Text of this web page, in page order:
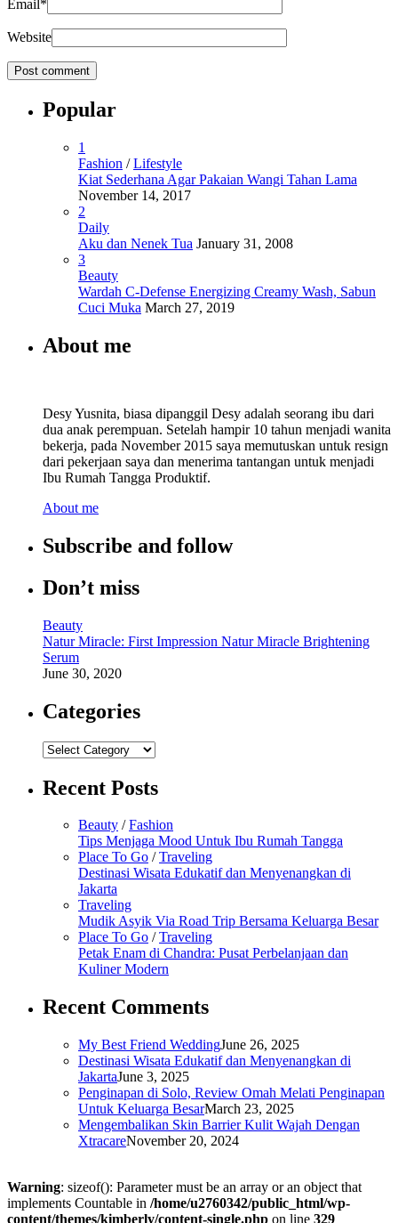
Email*
Website
Popular
1
Fashion /Lifestyle
Kiat Sederhana Agar Pakaian Wangi Tahan Lama
November 14, 2017
2
Daily
Aku dan Nenek Tua January 31, 2008
3
Beauty
Wardah C-Defense Energizing Creamy Wash, Sabun
Cuci Muka March 27, 2019
About me
Desy Yusnita, biasa dipanggil Desy adalah seorang ibu dari
dua anak perempuan. Setelah hampir 10 tahun menjadi wanita
bekerja, pada November 2015 saya memutuskan untuk resign
dari pekerjaan saya dan menerima tantangan untuk menjadi
Ibu Rumah Tangga Produktif.
About me
Subscribe and follow
Don’t miss
Beauty
Natur Miracle: First Impression Natur Miracle Brightening
Serum
June 30, 2020
Categories
Categories
Recent Posts
Beauty /Fashion
Tips Menjaga Mood Untuk Ibu Rumah Tangga
Place To Go /Traveling
Destinasi Wisata Edukatif dan Menyenangkan di
Jakarta
Traveling
Mudik Asyik Via Road Trip Bersama Keluarga Besar
Place To Go /Traveling
Petak Enam di Chandra: Pusat Perbelanjaan dan
Kuliner Modern
Recent Comments
My Best Friend WeddingJune 26, 2025
Destinasi Wisata Edukatif dan Menyenangkan di
JakartaJune 3, 2025
Penginapan di Solo, Review Omah Melati Penginapan
Untuk Keluarga BesarMarch 23, 2025
Mengembalikan Skin Barrier Kulit Wajah Dengan
XtracareNovember 20, 2024
Warning: sizeof(): Parameter must be an array or an object that
implements Countable in /home/u2760342/public_html/wp-
content/themes/kimberly/content-single.php on line 329